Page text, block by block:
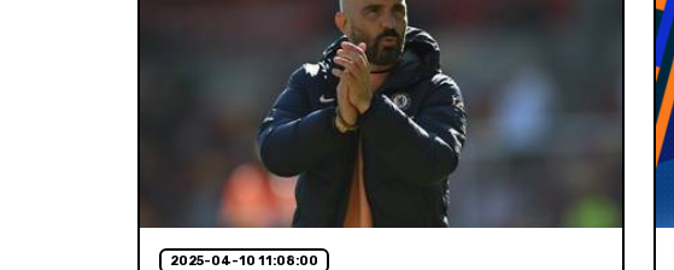
2025-04-10 11:08:00